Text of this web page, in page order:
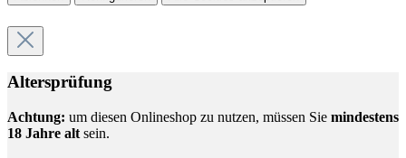
Altersprüfung
Achtung: um diesen Onlineshop zu nutzen, müssen Sie mindestens
18 Jahre alt sein.